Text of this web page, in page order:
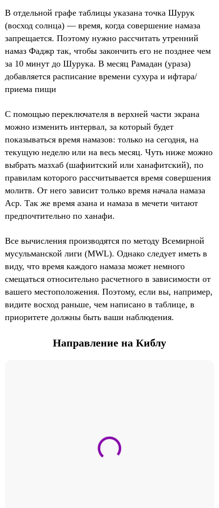
В отдельной графе таблицы указана точка Шурук
(восход солнца) — время, когда совершение намаза
запрещается. Поэтому нужно рассчитать утренний
намаз Фаджр так, чтобы закончить его не позднее чем
за 10 минут до Шурука. В месяц Рамадан (ураза)
добавляется расписание времени сухура и ифтара/
приема пищи
С помощью переключателя в верхней части экрана
можно изменить интервал, за который будет
показываться время намазов: только на сегодня, на
текущую неделю или на весь месяц. Чуть ниже можно
выбрать мазхаб (шафиитский или ханафитский), по
правилам которого рассчитывается время совершения
молитв. От него зависит только время начала намаза
Аср. Так же время азана и намаза в мечети читают
предпочтительно по ханафи.
Все вычисления производятся по методу Всемирной
мусульманской лиги (MWL). Однако следует иметь в
виду, что время каждого намаза может немного
смещаться относительно расчетного в зависимости от
вашего местоположения. Поэтому, если вы, например,
видите восход раньше, чем написано в таблице, в
приоритете должны быть ваши наблюдения.
Направление на Киблу